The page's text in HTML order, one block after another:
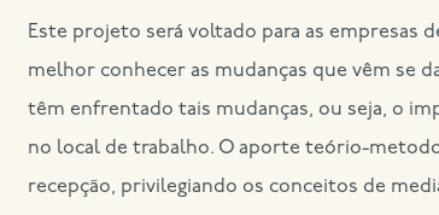
Este projeto será voltado para as empresas
melhor conhecer as mudanças que vêm se
têm enfrentado tais mudanças, ou seja, o
no local de trabalho. O aporte teório-
recepção, privilegiando os conceitos de